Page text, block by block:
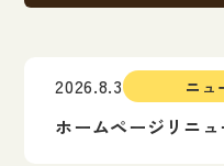
2026.8.3 ニュ
ホームページリニ